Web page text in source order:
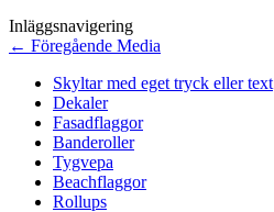
Inläggsnavigering
← Föregående Media
Skyltar med eget tryck eller text
Dekaler
Fasadflaggor
Banderoller
Tygvepa
Beachflaggor
Rollups